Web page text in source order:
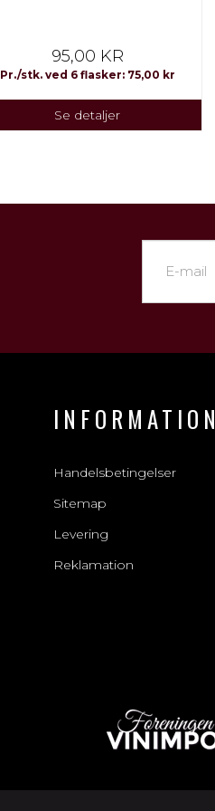
95,00 KR
Pr./stk. ved 6 flasker: 75,00 kr
Se detaljer
INFORMATION
Handelsbetingelser
Sitemap
Levering
Reklamation